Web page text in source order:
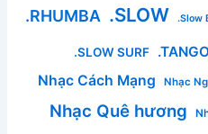
.RHUMBA .SLOW .Slow
.SLOW SURF .TANGO
Nhạc Cách Mạng Nhạc
Nhạc Quê hương